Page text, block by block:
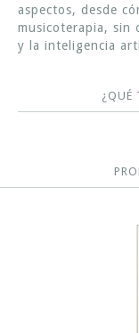
aspectos, desde
musicoterapia, sin
y la inteligencia
¿QUÉ